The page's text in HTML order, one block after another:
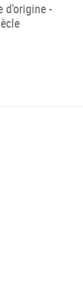
d'origine -